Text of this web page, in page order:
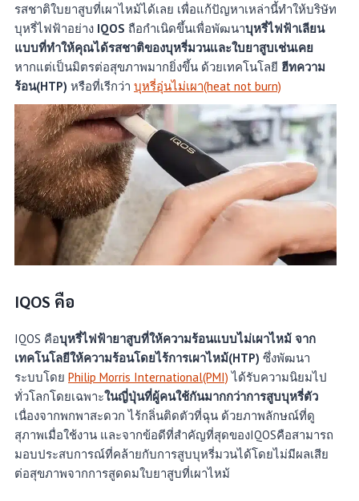
รสชาติใบยาสูบที่เผาไหม้ได้เลย เพื่อแก้ปัญหาเหล่านี้ทำให้บริษัท
บุหรี่ไฟฟ้าอย่าง IQOS ถือกำเนิดขึ้นเพื่อพัฒนาบุหรี่ไฟฟ้าเลียน
แบบที่ทำให้คุณได้รสชาติของบุหรี่มวนและใบยาสูบเช่นเคย
หากแต่เป็นมิตรต่อสุขภาพมากยิ่งขึ้น ด้วยเทคโนโลยี ฮีทความ
ร้อน(HTP) หรือที่เรีกว่า บุหรี่อุ่นไม่เผา(heat not burn)
IQOS คือ
IQOS คือบุหรี่ไฟฟ้ายาสูบที่ให้ความร้อนแบบไม่เผาไหม้ จาก
เทคโนโลยีให้ความร้อนโดยไร้การเผาไหม้(HTP) ซึ่งพัฒนา
ระบบโดย Philip Morris International(PMI) ได้รับความนิยมไป
ทั่วโลกโดยเฉพาะในญี่ปุ่นที่ผู้คนใช้กันมากกว่าการสูบบุหรี่ตัว
เนื่องจากพกพาสะดวก ไร้กลิ่นติดตัวที่ฉุน ด้วยภาพลักษณ์ที่ดู
สุภาพเมื่อใช้งาน และจากข้อดีที่สำคัญที่สุดของIQOSคือสามารถ
มอบประสบการณ์ที่คล้ายกับการสูบบุหรี่มวนได้โดยไม่มีผลเสีย
ต่อสุขภาพจากการสูดดมใบยาสูบที่เผาไหม้